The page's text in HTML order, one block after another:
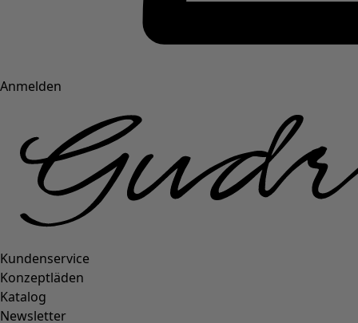
Anmelden
Kundenservice
Konzeptläden
Katalog
Newsletter